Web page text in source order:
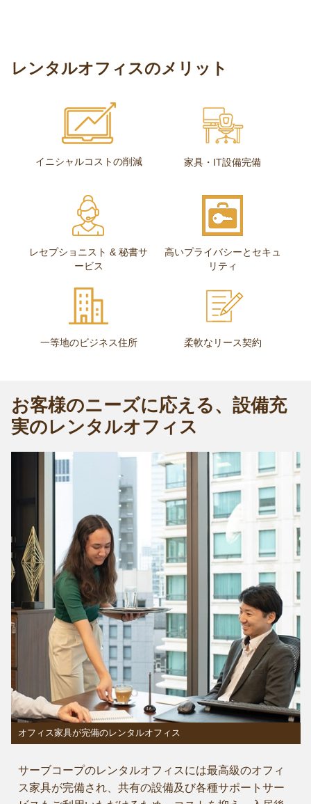
レンタルオフィスのメリット
イニシャルコストの削減 家具・IT設備完備
レセプショニスト & 秘書サ
ービス
高いプライバシーとセキュ
リティ
一等地のビジネス住所 柔軟なリース契約
お客様のニーズに応える、設備充
実のレンタルオフィス
オフィス家具が完備のレンタルオフィス
サーブコープのレンタルオフィスには最高級のオフィ
ス家具が完備され、共有の設備及び各種サポートサー